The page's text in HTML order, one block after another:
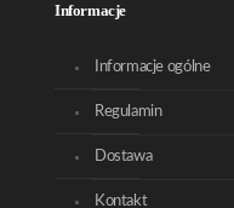
Informacje
Informacje ogólne
Regulamin
Dostawa
Kontakt